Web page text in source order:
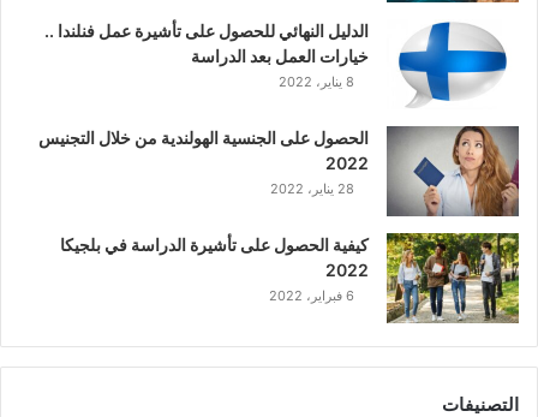
ر
ب
ي
ة
الدليل النهائي للحصول على تأشيرة عمل فنلندا ..
خيارات العمل بعد الدراسة
8 يناير، 2022
الحصول على الجنسية الهولندية من خلال التجنيس
2022
28 يناير، 2022
كيفية الحصول على تأشيرة الدراسة في بلجيكا
2022
6 فبراير، 2022
التصنيفات